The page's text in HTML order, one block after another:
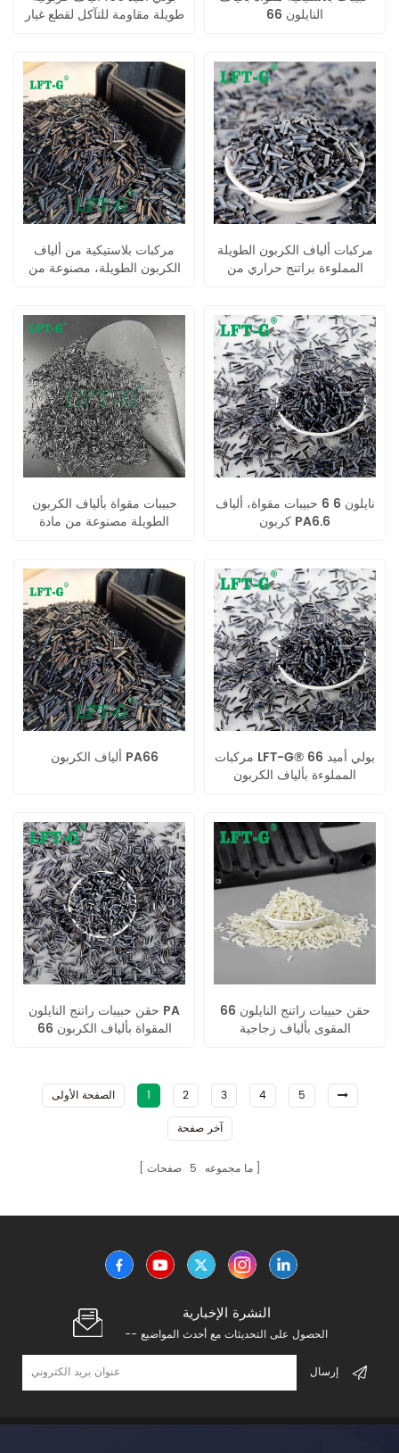
طويلة مقاومة للتآكل لقطع غيار
النايلون 66
مركبات بلاستيكية من ألياف
الكربون الطويلة، مصنوعة من
مركبات ألياف الكربون الطويلة
المملوءة براتنج حراري من
حبيبات مقواة بألياف الكربون
الطويلة مصنوعة من مادة
نايلون 6 6 حبيبات مقواة، ألياف
كربون PA6.6
ألياف الكربون PA66
مركبات LFT-G® بولي أميد 66
المملوءة بألياف الكربون
حقن حبيبات راتنج النايلون PA
66 المقواة بألياف الكربون
حقن حبيبات راتنج النايلون 66
المقوى بألياف زجاجية
الصفحة الأولى 1 2 3 4
5
آخر صفحة
ما مجموعه 5 صفحات
النشرة الإخبارية
-- الحصول على التحديثات مع أحدث المواضيع